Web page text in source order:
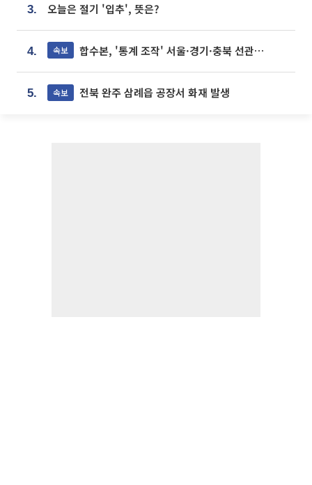
3. 오늘은 절기 '입추', 뜻은?
4. 속보 합수본, '통계 조작' 서울·경기·충북 선관위 등 추가 압수수색
5. 속보 전북 완주 삼례읍 공장서 화재 발생